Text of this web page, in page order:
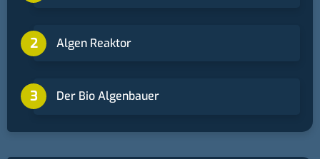
Algen Reaktor
Der Bio Algenbauer